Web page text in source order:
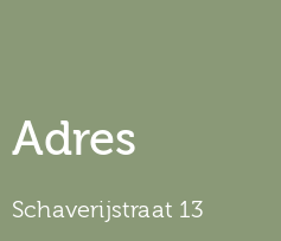
Adres
Schaverijstraat 13